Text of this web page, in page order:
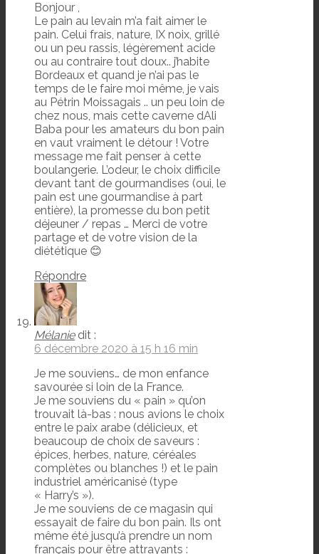
Bonjour ,
Le pain au levain m’a fait aimer le
pain. Celui frais, nature, IX noix, grillé
ou un peu rassis, légèrement acide
ou au contraire tout doux.. j’habite
Bordeaux et quand je n’ai pas le
temps de le faire moi même, je vais
au Pétrin Moissagais .. un peu loin de
chez nous, mais cette caverne dAli
Baba pour les amateurs du bon pain
en vaut vraiment le détour ! Votre
message me fait penser à cette
boulangerie. L’odeur, le choix difficile
devant tant de gourmandises (oui, le
pain est une gourmandise à part
entière), la promesse du bon petit
déjeuner / repas … Merci de votre
partage et de votre vision de la
diététique 😊
Répondre
Mélanie dit :
6 décembre 2020 à 15 h 16 min
Je me souviens… de mon enfance
savourée si loin de la France.
Je me souviens du « pain » qu’on
trouvait là-bas : nous avions le choix
entre le paix arabe (délicieux, et
beaucoup de choix de saveurs :
épices, herbes, nature, céréales
complètes ou blanches !) et le pain
industriel américanisé (type
« Harry’s »).
Je me souviens de ce magasin qui
essayait de faire du bon pain. Ils ont
même été jusqu’à prendre un nom
français pour être attrayants :